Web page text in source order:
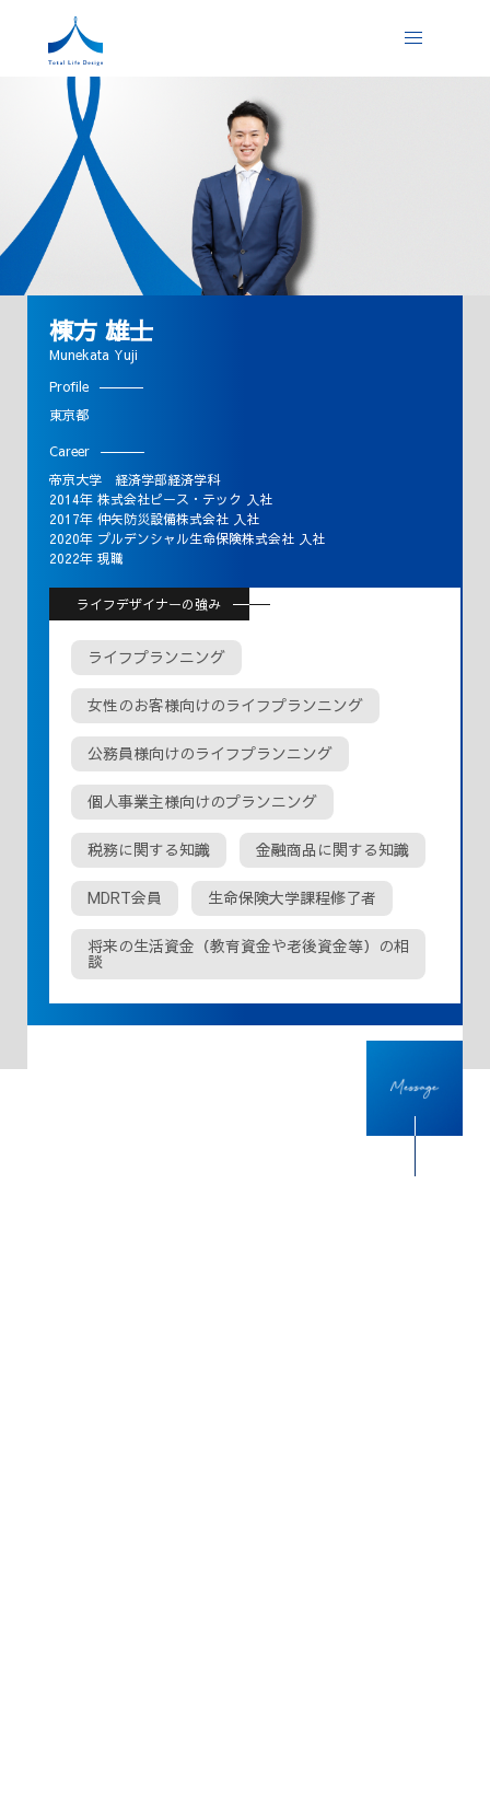
棟方 雄士
Munekata Yuji
Profile
東京都
Career
帝京大学 経済学部経済学科
2014年 株式会社ピース・テック 入社
2017年 仲矢防災設備株式会社 入社
2020年 プルデンシャル生命保険株式会社 入社
2022年 現職
ライフデザイナーの強み
ライフプランニング
女性のお客様向けのライフプランニング
公務員様向けのライフプランニング
個人事業主様向けのプランニング
税務に関する知識 金融商品に関する知識
MDRT会員 生命保険大学課程修了者
将来の生活資金（教育資金や老後資金等）の相
談